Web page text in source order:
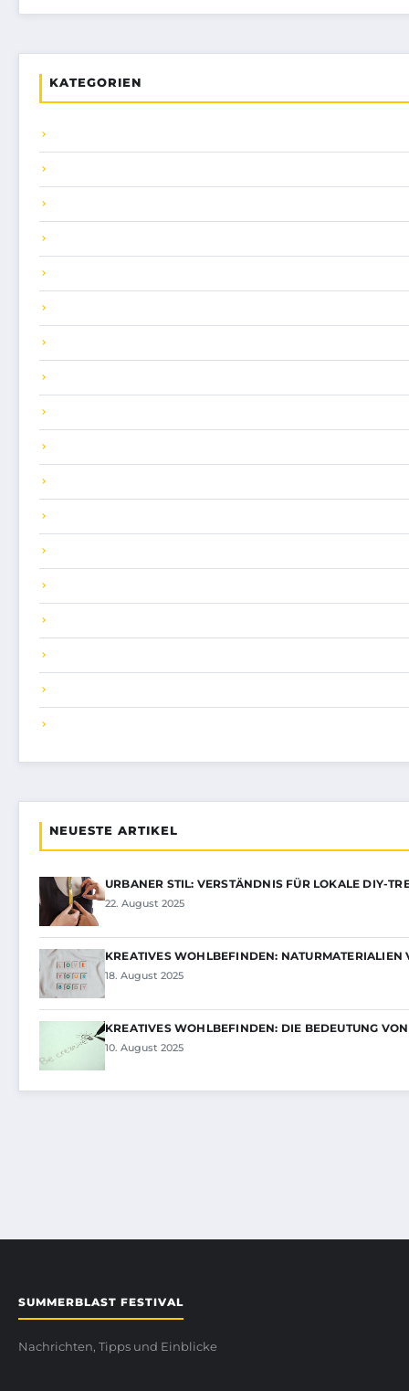
KATEGORIEN
NEUESTE ARTIKEL
URBANER STIL: VERSTÄNDNIS FÜR LOKALE DIY-
22. August 2025
KREATIVES WOHLBEFINDEN:
18. August 2025
KREATIVES WOHLBEFINDEN: DIE BEDEUTUNG
10. August 2025
SUMMERBLAST FESTIVAL
Nachrichten, Tipps und Einblicke